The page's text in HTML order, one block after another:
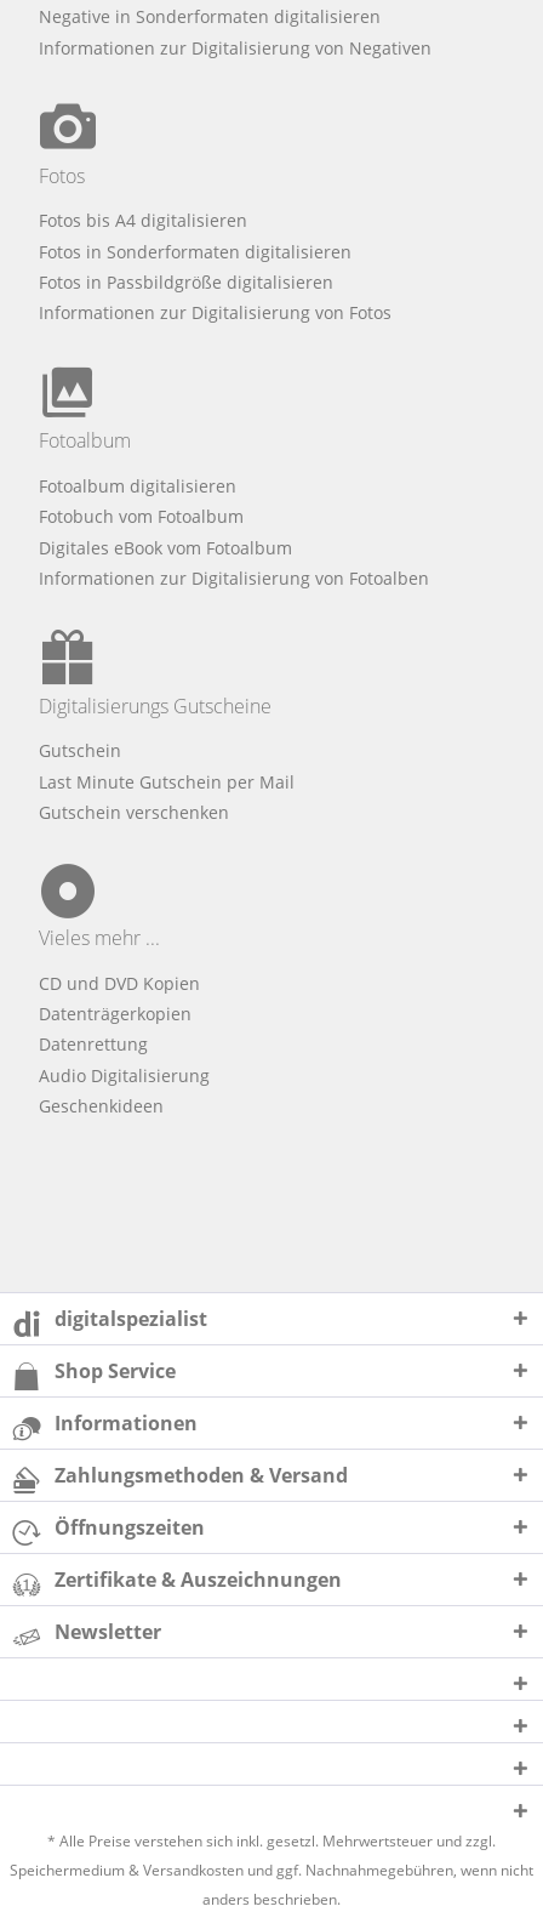
Negative in Sonderformaten digitalisieren
Informationen zur Digitalisierung von Negativen
Fotos
Fotos bis A4 digitalisieren
Fotos in Sonderformaten digitalisieren
Fotos in Passbildgröße digitalisieren
Informationen zur Digitalisierung von Fotos
Fotoalbum
Fotoalbum digitalisieren
Fotobuch vom Fotoalbum
Digitales eBook vom Fotoalbum
Informationen zur Digitalisierung von Fotoalben
Digitalisierungs Gutscheine
Gutschein
Last Minute Gutschein per Mail
Gutschein verschenken
Vieles mehr ...
CD und DVD Kopien
Datenträgerkopien
Datenrettung
Audio Digitalisierung
Geschenkideen
digitalspezialist
Shop Service
Informationen
Zahlungsmethoden & Versand
Öffnungszeiten
Zertifikate & Auszeichnungen
Newsletter
* Alle Preise verstehen sich inkl. gesetzl. Mehrwertsteuer und zzgl.
Speichermedium &Versandkosten und ggf. Nachnahmegebühren, wenn nicht
anders beschrieben.